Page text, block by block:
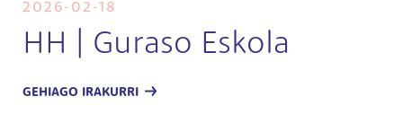
2026-02-18
HH | Guraso Eskola
GEHIAGO IRAKURRI